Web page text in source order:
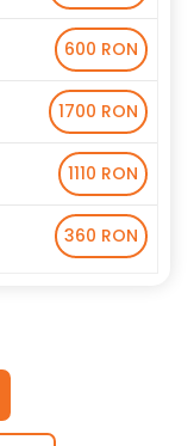
600 RON
1700 RON
1110 RON
360 RON